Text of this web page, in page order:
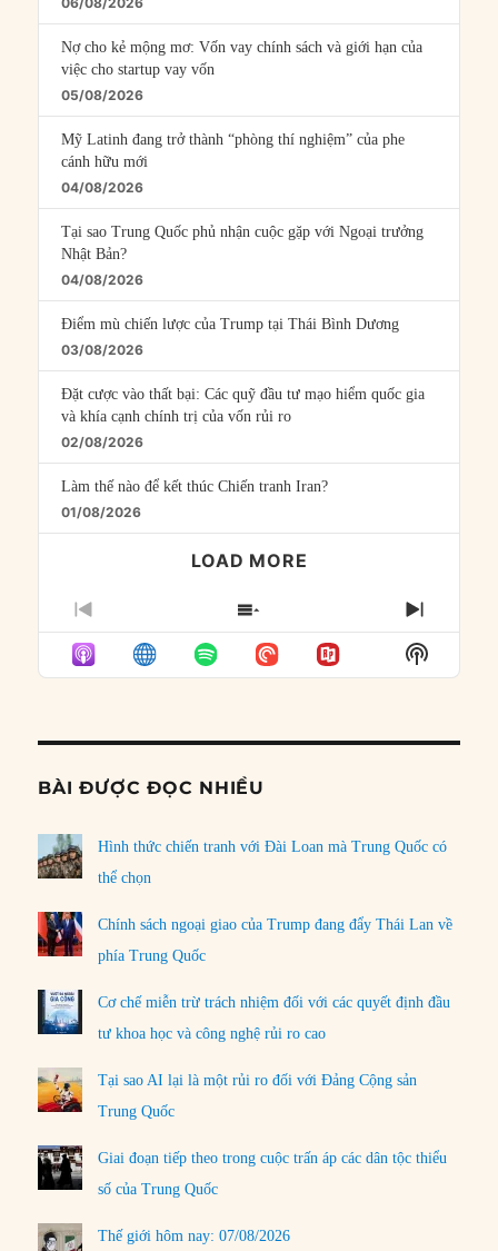
Nợ cho kẻ mộng mơ: Vốn vay chính sách và giới hạn của
việc cho startup vay vốn
05/08/2026
Mỹ Latinh đang trở thành “phòng thí nghiệm” của phe
cánh hữu mới
04/08/2026
Tại sao Trung Quốc phủ nhận cuộc gặp với Ngoại trưởng
Nhật Bản?
04/08/2026
Điểm mù chiến lược của Trump tại Thái Bình Dương
03/08/2026
Đặt cược vào thất bại: Các quỹ đầu tư mạo hiểm quốc gia
và khía cạnh chính trị của vốn rủi ro
02/08/2026
Làm thế nào để kết thúc Chiến tranh Iran?
01/08/2026
LOAD MORE
PREVIOUS
EPISODE
SHOW
EPISODES
LIST
NEXT
Show
Podcast
BÀI ĐƯỢC ĐỌC NHIỀU
Hình thức chiến tranh với Đài Loan mà Trung Quốc có
thể chọn
Chính sách ngoại giao của Trump đang đẩy Thái Lan về
phía Trung Quốc
Cơ chế miễn trừ trách nhiệm đối với các quyết định đầu
tư khoa học và công nghệ rủi ro cao
Tại sao AI lại là một rủi ro đối với Đảng Cộng sản
Trung Quốc
Giai đoạn tiếp theo trong cuộc trấn áp các dân tộc thiểu
số của Trung Quốc
Thế giới hôm nay: 07/08/2026